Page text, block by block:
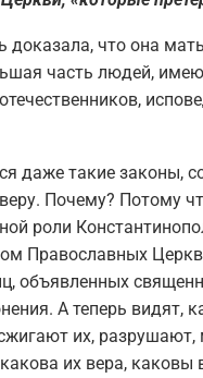
что она
часть людей,
даже такие законы,
Почему? Потому
роли
Православных
объявленных
А теперь видят,
их,
их вера,